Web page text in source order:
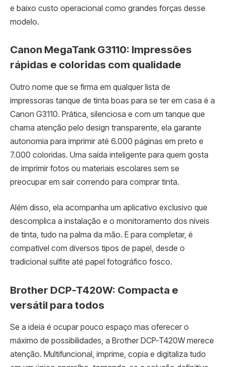
e baixo custo operacional como grandes forças desse
modelo.
Canon MegaTank G3110: Impressões
rápidas e coloridas com qualidade
Outro nome que se firma em qualquer lista de
impressoras tanque de tinta boas para se ter em casa é a
Canon G3110. Prática, silenciosa e com um tanque que
chama atenção pelo design transparente, ela garante
autonomia para imprimir até 6.000 páginas em preto e
7.000 coloridas. Uma saída inteligente para quem gosta
de imprimir fotos ou materiais escolares sem se
preocupar em sair correndo para comprar tinta.
Além disso, ela acompanha um aplicativo exclusivo que
descomplica a instalação e o monitoramento dos níveis
de tinta, tudo na palma da mão. E para completar, é
compatível com diversos tipos de papel, desde o
tradicional sulfite até papel fotográfico fosco.
Brother DCP-T420W: Compacta e
versátil para todos
Se a ideia é ocupar pouco espaço mas oferecer o
máximo de possibilidades, a Brother DCP-T420W merece
atenção. Multifuncional, imprime, copia e digitaliza tudo